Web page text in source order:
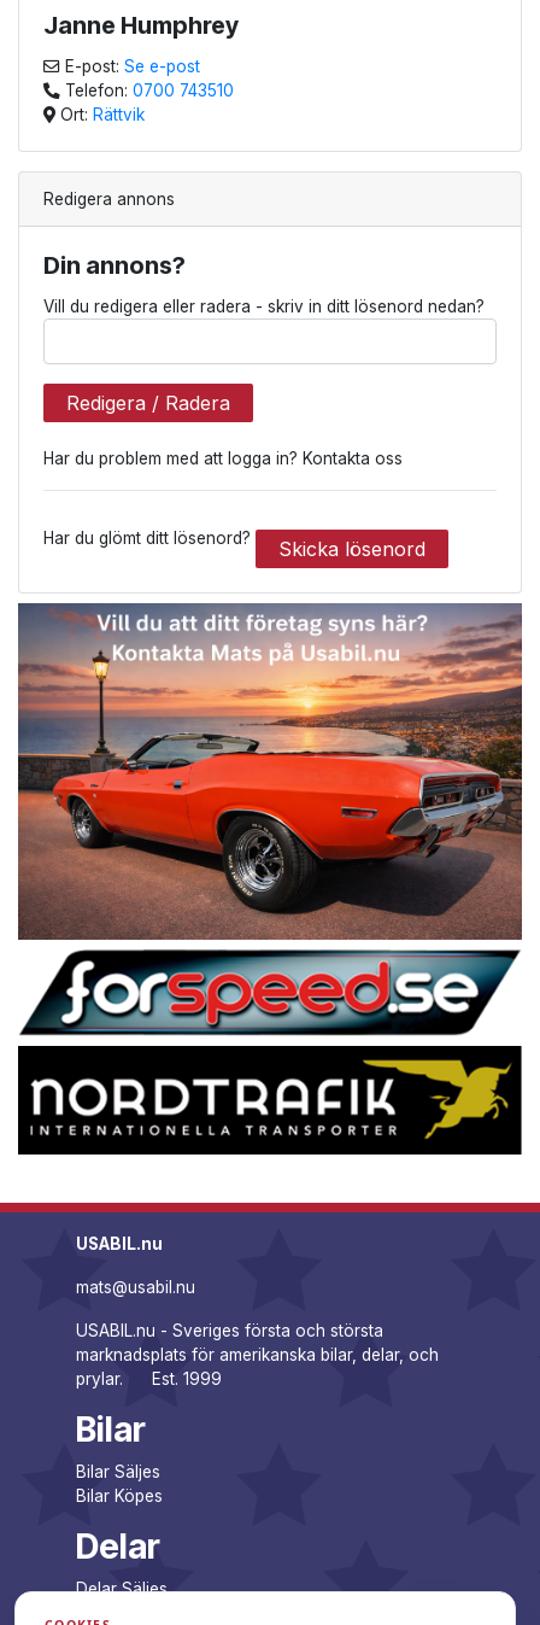
Janne Humphrey
E-post: Se e-post
Telefon: 0700 743510
Ort: Rättvik
Redigera annons
Din annons?
Vill du redigera eller radera - skriv in ditt lösenord nedan?
Redigera / Radera
Har du problem med att logga in? Kontakta oss
Har du glömt ditt lösenord? Skicka lösenord
USABIL.nu
mats@usabil.nu
USABIL.nu - Sveriges första och största
marknadsplats för amerikanska bilar, delar, och
prylar. Est. 1999
Bilar
Bilar Säljes
Bilar Köpes
Delar
Delar Säljes